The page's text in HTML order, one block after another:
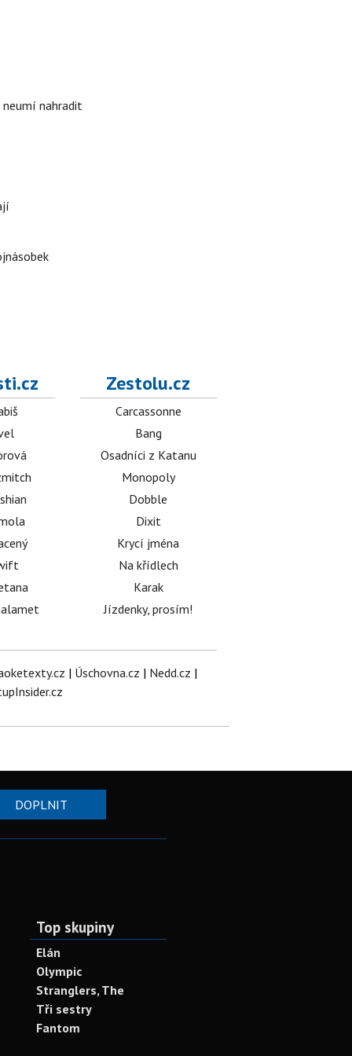
nahradit
Zestolu.cz
Carcassonne
Bang
Osadníci z Katanu
Monopoly
Dobble
Dixit
Krycí jména
Na křídlech
Karak
Jízdenky, prosím!
| Úschovna.cz | Nedd.cz |
DOPLNIT
Top skupiny
Elán
Olympic
Stranglers, The
Tři sestry
Fantom